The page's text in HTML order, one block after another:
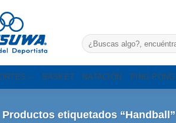
Buscar
por:
BASKET NATACIÓN PING PONG
Productos etiquetados “Handball”